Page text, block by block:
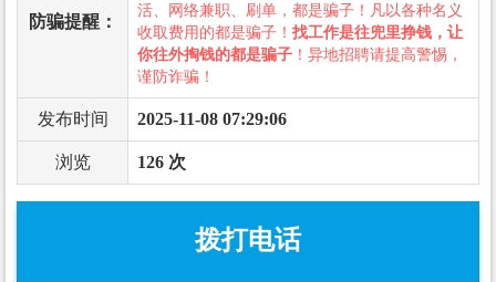
防骗提醒：
活、网络兼职、刷单，都是骗子！凡以各种名义
收取费用的都是骗子！ 找工作是往兜里挣钱，让
你往外掏钱的都是骗子 ！异地招聘请提高警惕，
谨防诈骗！
发布时间 2025-11-08 07:29:06
浏览 126 次
拨打电话